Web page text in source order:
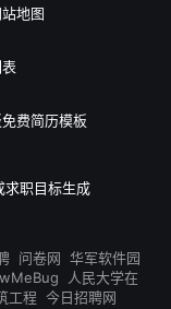
地图
免费简历模板
求职目标生成
问卷网 华军软件园
人民大学在
工程 今日招聘网